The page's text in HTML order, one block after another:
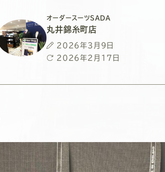
オーダースーツSADA
丸井錦糸町店
投
稿
2026年3月9日
最
更
2026年2月17日